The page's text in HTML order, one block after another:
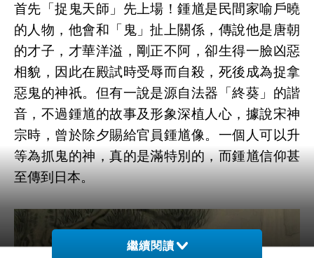
首先「捉鬼天師」先上場！鍾馗是民間家喻戶曉
的人物，他會和「鬼」扯上關係，傳說他是唐朝
的才子，才華洋溢，剛正不阿，卻生得一臉凶惡
相貌，因此在殿試時受辱而自殺，死後成為捉拿
惡鬼的神祇。但有一說是源自法器「終葵」的諧
音，不過鍾馗的故事及形象深植人心，據說宋神
宗時，曾於除夕賜給官員鍾馗像。一個人可以升
等為抓鬼的神，真的是滿特別的，而鍾馗信仰甚
至傳到日本。
繼續閱讀